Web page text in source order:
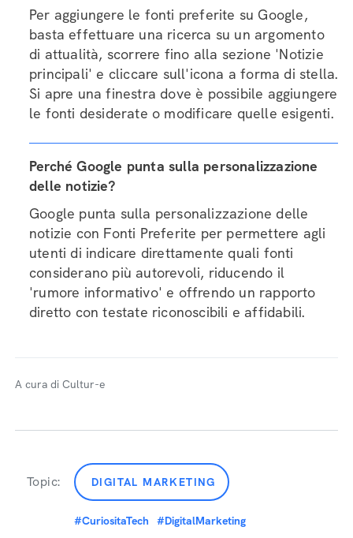
Per aggiungere le fonti preferite su Google,
basta effettuare una ricerca su un argomento
di attualità, scorrere fino alla sezione 'Notizie
principali' e cliccare sull'icona a forma di stella.
Si apre una finestra dove è possibile aggiungere
le fonti desiderate o modificare quelle esigenti.
Perché Google punta sulla personalizzazione
delle notizie?
Google punta sulla personalizzazione delle
notizie con Fonti Preferite per permettere agli
utenti di indicare direttamente quali fonti
considerano più autorevoli, riducendo il
'rumore informativo' e offrendo un rapporto
diretto con testate riconoscibili e affidabili.
A cura di Cultur-e
Topic: DIGITAL MARKETING
#CuriositaTech
#DigitalMarketing